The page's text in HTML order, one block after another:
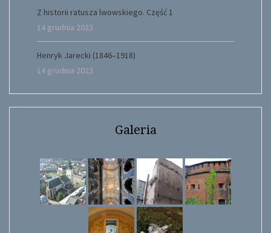
Z historii ratusza lwowskiego. Część 1
14 grudnia 2023
Henryk Jarecki (1846–1918)
14 grudnia 2023
Galeria